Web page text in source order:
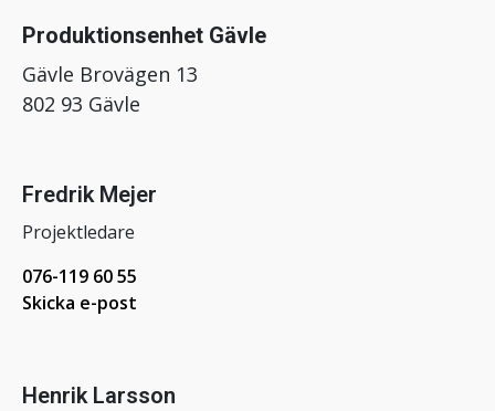
Produktionsenhet Gävle
Gävle Brovägen 13
802 93 Gävle
Fredrik Mejer
Projektledare
076-119 60 55
Skicka e-post
Henrik Larsson